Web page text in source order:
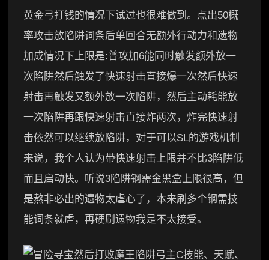
黄金弓打钱的情况下试过也很难做到。点出50概
率攻击放陷阱词条后单回合无额外行动力和遗物
加成情况下上限是:普攻加6能同时触发额外放一
次陷阱然后触发了快速射击直接爆一次然后快速
射击再触发又额外放一次陷阱，然后主动耗能放
一次陷阱再跟快速射击直接炸两次，炸完快速射
击依然可以继续放陷阱，对于可以SL的游戏机制
来说，我个人认为带快速射击上限并不比3陷阱低
而且启动快。听说3陷阱钢需金黑盒上限很高，但
是熬非必出的遗物太虐心了，本来刷多个钢需技
能词条就虐，再硬刷遗物我是不太接受。